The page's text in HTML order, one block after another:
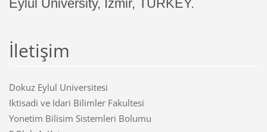
Eylul University, Izmir, TURKEY.
İletişim
Dokuz Eylul Universitesi
Iktisadi ve Idari Bilimler Fakultesi
Yonetim Bilisim Sistemleri Bolumu